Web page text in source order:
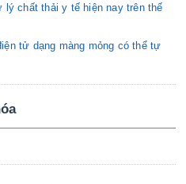
chất thải y tế hiện nay trên thế
tử dạng màng mỏng có thể tự